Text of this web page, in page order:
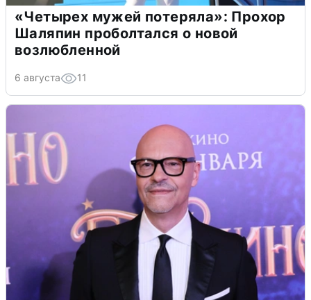
«Четырех мужей потеряла»: Прохор
Шаляпин проболтался о новой
возлюбленной
6 августа 11